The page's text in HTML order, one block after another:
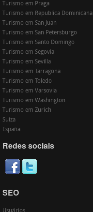
Turismo em Praga
Turismo em Republica Dominicana
Turismo em San Juan
Turismo em San Petersburgo
Turismo em Santo Domingo
Turismo em Segovia
Turismo em Sevilla
Turismo em Tarragona
Turismo em Toledo
Turismo em Varsovia
Turismo em Washington
Turismo em Zurich
Suiza
España
Redes sociais
SEO